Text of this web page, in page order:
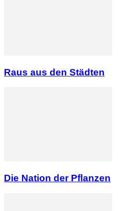
Raus aus den Städten
Die Nation der Pflanzen